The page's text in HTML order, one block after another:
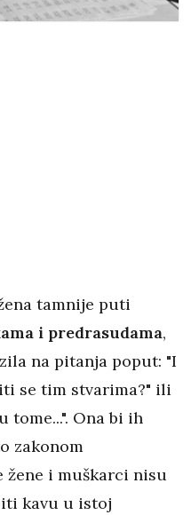
tamnije puti
i predrasudama,
na pitanja poput: "I
se tim stvarima?" ili
tome...". Ona bi ih
zakonom
žene i muškarci nisu
kavu u istoj